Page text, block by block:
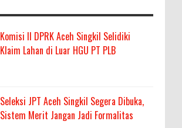
Komisi II DPRK Aceh Singkil Selidiki
Klaim Lahan di Luar HGU PT PLB
Seleksi JPT Aceh Singkil Segera Dibuka,
Sistem Merit Jangan Jadi Formalitas